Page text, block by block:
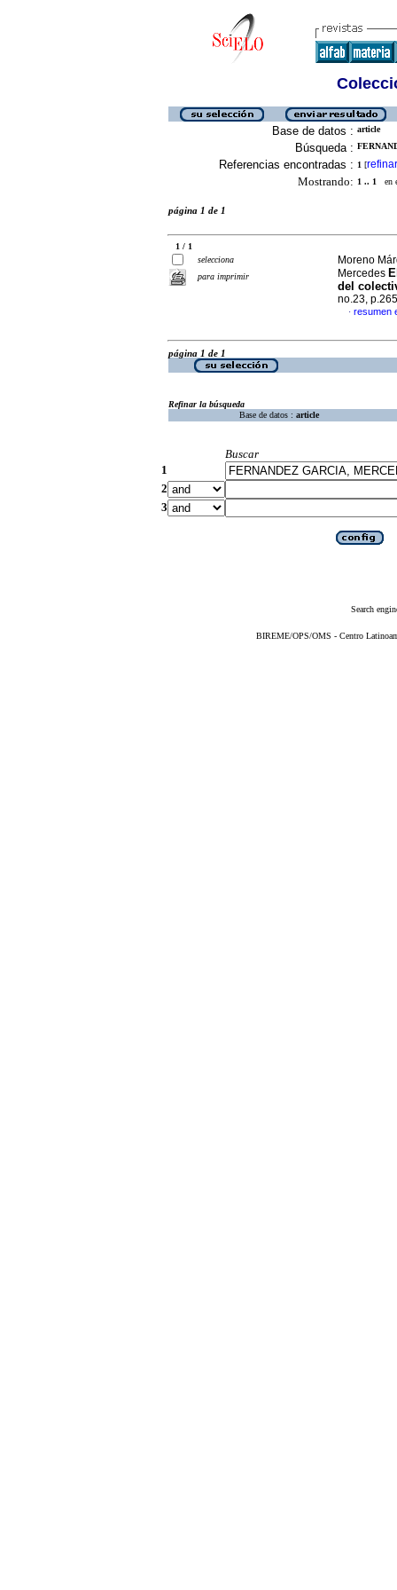
Base de datos : article
Búsqueda :
Referencias encontradas : 1 [refinar
Mostrando: 1 .. 1 en
página 1 de 1
1 / 1
selecciona
para imprimir
Moreno
Mercedes
del
no.23,
· resumen
página 1 de 1
Refinar la búsqueda
Base de datos : article
Buscar
1
2
3
Search
BIREME/OPS/OMS - Centro